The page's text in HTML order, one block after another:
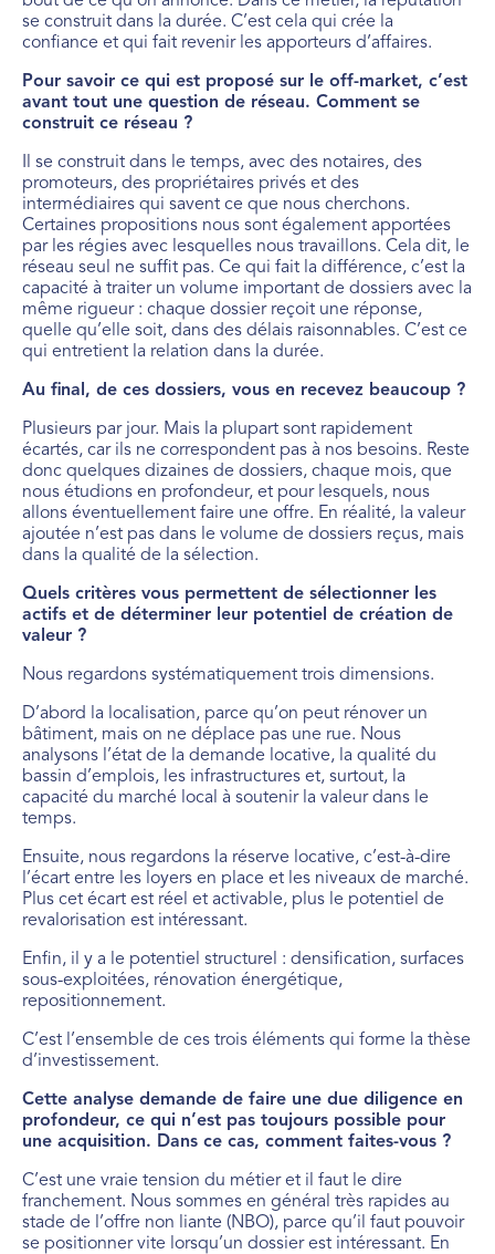
se construit dans la durée. C’est cela qui crée la
confiance et qui fait revenir les apporteurs d’affaires.
Pour savoir ce qui est proposé sur le off-market, c’est
avant tout une question de réseau. Comment se
construit ce réseau ?
Il se construit dans le temps, avec des notaires, des
promoteurs, des propriétaires privés et des
intermédiaires qui savent ce que nous cherchons.
Certaines propositions nous sont également apportées
par les régies avec lesquelles nous travaillons. Cela dit, le
réseau seul ne suffit pas. Ce qui fait la différence, c’est la
capacité à traiter un volume important de dossiers avec la
même rigueur : chaque dossier reçoit une réponse,
quelle qu’elle soit, dans des délais raisonnables. C’est ce
qui entretient la relation dans la durée.
Au final, de ces dossiers, vous en recevez beaucoup ?
Plusieurs par jour. Mais la plupart sont rapidement
écartés, car ils ne correspondent pas à nos besoins. Reste
donc quelques dizaines de dossiers, chaque mois, que
nous étudions en profondeur, et pour lesquels, nous
allons éventuellement faire une offre. En réalité, la valeur
ajoutée n’est pas dans le volume de dossiers reçus, mais
dans la qualité de la sélection.
Quels critères vous permettent de sélectionner les
actifs et de déterminer leur potentiel de création de
valeur ?
Nous regardons systématiquement trois dimensions.
D’abord la localisation, parce qu’on peut rénover un
bâtiment, mais on ne déplace pas une rue. Nous
analysons l’état de la demande locative, la qualité du
bassin d’emplois, les infrastructures et, surtout, la
capacité du marché local à soutenir la valeur dans le
temps.
Ensuite, nous regardons la réserve locative, c’est-à-dire
l’écart entre les loyers en place et les niveaux de marché.
Plus cet écart est réel et activable, plus le potentiel de
revalorisation est intéressant.
Enfin, il y a le potentiel structurel : densification, surfaces
sous-exploitées, rénovation énergétique,
repositionnement.
C’est l’ensemble de ces trois éléments qui forme la thèse
d’investissement.
Cette analyse demande de faire une due diligence en
profondeur, ce qui n’est pas toujours possible pour
une acquisition. Dans ce cas, comment faites-vous ?
C’est une vraie tension du métier et il faut le dire
franchement. Nous sommes en général très rapides au
stade de l’offre non liante (NBO), parce qu’il faut pouvoir
se positionner vite lorsqu’un dossier est intéressant. En